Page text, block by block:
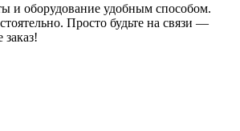
и оборудование удобным способом.
Просто будьте на связи —
заказ!